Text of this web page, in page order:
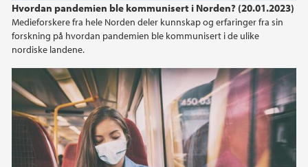
Hvordan pandemien ble kommunisert i Norden? (20.01.2023)
Medieforskere fra hele Norden deler kunnskap og erfaringer fra sin
forskning på hvordan pandemien ble kommunisert i de ulike
nordiske landene.
2015
2013
2012
2011